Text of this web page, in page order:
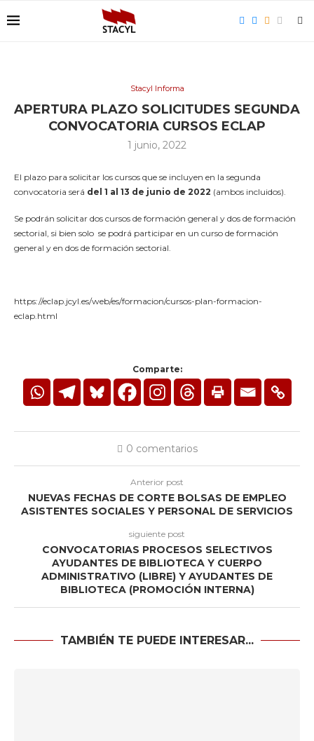
Stacyl Informa
APERTURA PLAZO SOLICITUDES SEGUNDA
CONVOCATORIA CURSOS ECLAP
1 junio, 2022
El plazo para solicitar los cursos que se incluyen en la segunda
convocatoria será del 1 al 13 de junio de 2022 (ambos incluidos).
Se podrán solicitar dos cursos de formación general y dos de formación
sectorial, si bien solo se podrá participar en un curso de formación
general y en dos de formación sectorial.
https://eclap.jcyl.es/web/es/formacion/cursos-plan-formacion-
eclap.html
Comparte:
0 comentarios
Anterior post
NUEVAS FECHAS DE CORTE BOLSAS DE EMPLEO
ASISTENTES SOCIALES Y PERSONAL DE SERVICIOS
siguiente post
CONVOCATORIAS PROCESOS SELECTIVOS
AYUDANTES DE BIBLIOTECA Y CUERPO
ADMINISTRATIVO (LIBRE) Y AYUDANTES DE
BIBLIOTECA (PROMOCIÓN INTERNA)
TAMBIÉN TE PUEDE INTERESAR...